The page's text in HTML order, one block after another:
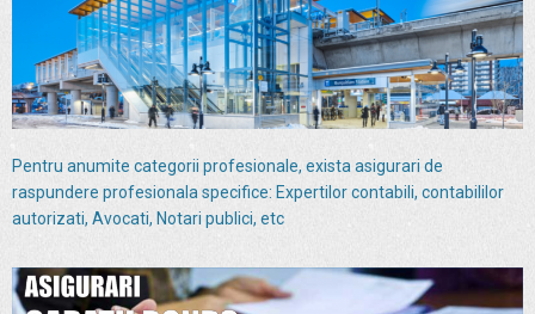
Pentru anumite categorii profesionale, exista asigurari de
raspundere profesionala specifice: Expertilor contabili, contabililor
autorizati, Avocati, Notari publici, etc